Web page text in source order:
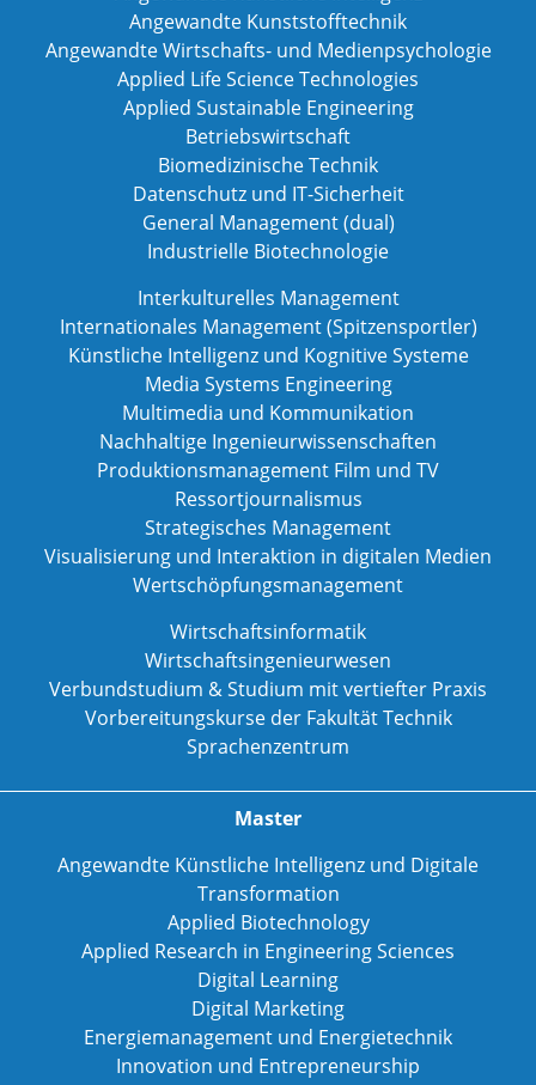
Angewandte Kunststofftechnik
Angewandte Wirtschafts- und Medienpsychologie
Applied Life Science Technologies
Applied Sustainable Engineering
Betriebswirtschaft
Biomedizinische Technik
Datenschutz und IT-Sicherheit
General Management (dual)
Industrielle Biotechnologie
Interkulturelles Management
Internationales Management (Spitzensportler)
Künstliche Intelligenz und Kognitive Systeme
Media Systems Engineering
Multimedia und Kommunikation
Nachhaltige Ingenieurwissenschaften
Produktionsmanagement Film und TV
Ressortjournalismus
Strategisches Management
Visualisierung und Interaktion in digitalen Medien
Wertschöpfungsmanagement
Wirtschaftsinformatik
Wirtschaftsingenieurwesen
Verbundstudium & Studium mit vertiefter Praxis
Vorbereitungskurse der Fakultät Technik
Sprachenzentrum
Master
Angewandte Künstliche Intelligenz und Digitale
Transformation
Applied Biotechnology
Applied Research in Engineering Sciences
Digital Learning
Digital Marketing
Energiemanagement und Energietechnik
Innovation und Entrepreneurship